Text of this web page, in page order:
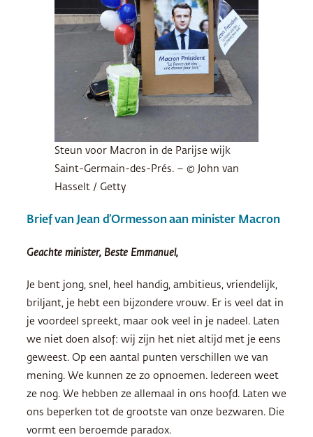
Steun voor Macron in de Parijse wijk
Saint-Germain-des-Prés. – © John van
Hasselt / Getty
Brief van Jean d’Ormesson aan minister Macron
Geachte minister, Beste Emmanuel,
Je bent jong, snel, heel handig, ambitieus, vriendelijk,
briljant, je hebt een bijzondere vrouw. Er is veel dat in
je voordeel spreekt, maar ook veel in je nadeel. Laten
we niet doen alsof: wij zijn het niet altijd met je eens
geweest. Op een aantal punten verschillen we van
mening. We kunnen ze zo opnoemen. Iedereen weet
ze nog. We hebben ze allemaal in ons hoofd. Laten we
ons beperken tot de grootste van onze bezwaren. Die
vormt een beroemde paradox.